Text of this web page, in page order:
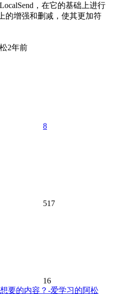
，在它的基础上进行
的增强和删减，使其更加符
2年前
8
517
16